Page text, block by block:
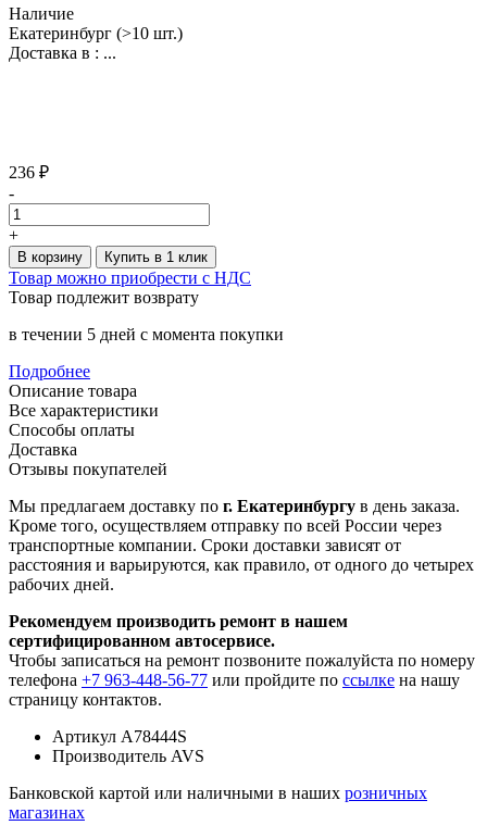
Наличие
Екатеринбург (>10 шт.)
Доставка в : ...
236 ₽
-
+
В корзину Купить в 1 клик
Товар можно приобрести с НДС
Товар подлежит возврату
в течении 5 дней с момента покупки
Подробнее
Описание товара
Все характеристики
Способы оплаты
Доставка
Отзывы покупателей
Мы предлагаем доставку по г. Екатеринбургу в день заказа.
Кроме того, осуществляем отправку по всей России через
транспортные компании. Сроки доставки зависят от
расстояния и варьируются, как правило, от одного до четырех
рабочих дней.
Рекомендуем производить ремонт в нашем
сертифицированном автосервисе.
Чтобы записаться на ремонт позвоните пожалуйста по номеру
телефона +7 963-448-56-77 или пройдите по ссылке на нашу
страницу контактов.
Артикул A78444S
Производитель AVS
Банковской картой или наличными в наших розничных
магазинах